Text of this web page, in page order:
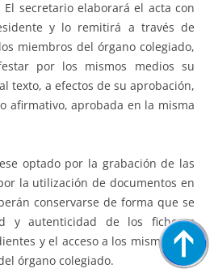
secretario elaborará el acta con
y lo remitirá a través de
miembros del órgano colegiado,
por los mismos medios su
texto, a efectos de su aprobación,
afirmativo, aprobada en la misma
optado por la grabación de las
la utilización de documentos en
conservarse de forma que se
y autenticidad de los ficheros
y el acceso a los mismos por
órgano colegiado.